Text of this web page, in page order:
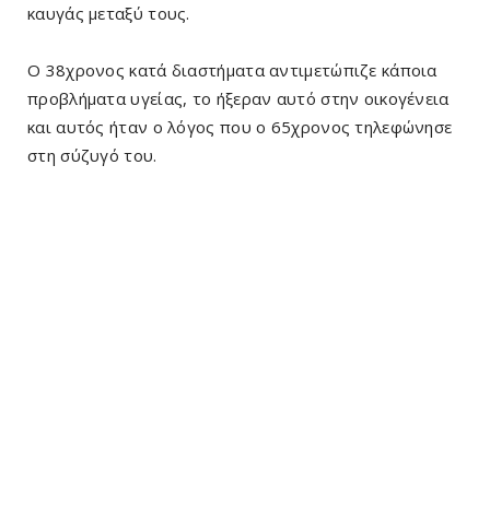
καυγάς μεταξύ τους.
Ο 38χρονος κατά διαστήματα αντιμετώπιζε κάποια
προβλήματα υγείας, το ήξεραν αυτό στην οικογένεια
και αυτός ήταν ο λόγος που ο 65χρονος τηλεφώνησε
στη σύζυγό του.